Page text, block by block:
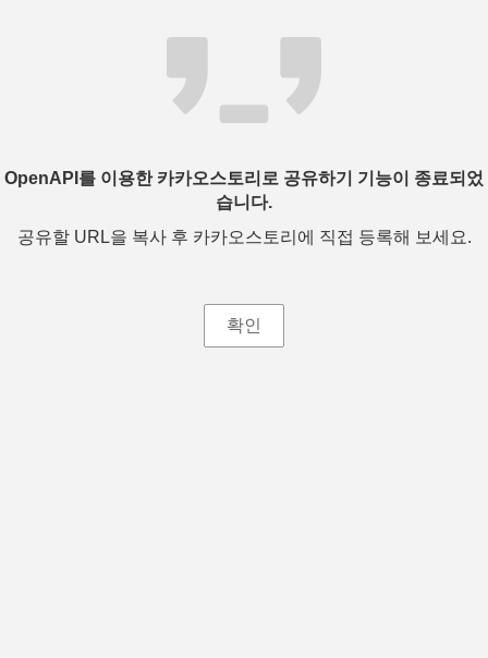
OpenAPI를 이용한 카카오스토리로 공유하기 기능이 종료되었
습니다.
공유할 URL을 복사 후 카카오스토리에 직접 등록해 보세요.
확인